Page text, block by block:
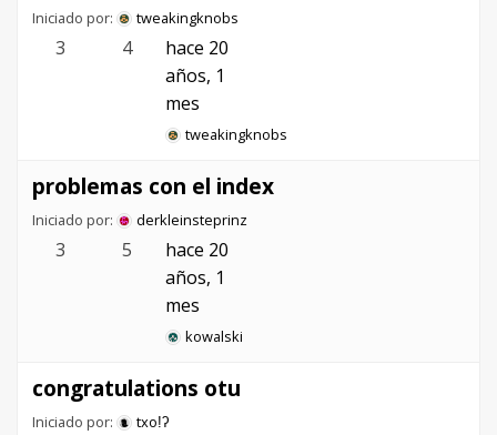
Iniciado por: tweakingknobs
3 4
hace 20
años, 1
mes
tweakingknobs
problemas con el index
Iniciado por: derkleinsteprinz
3 5
hace 20
años, 1
mes
kowalski
congratulations otu
Iniciado por: txoǃʔ